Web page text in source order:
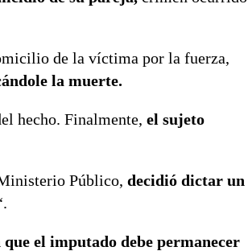
de la víctima por la fuerza,
la muerte.
hecho. Finalmente, el sujeto
Público, decidió dictar un
el imputado debe permanecer